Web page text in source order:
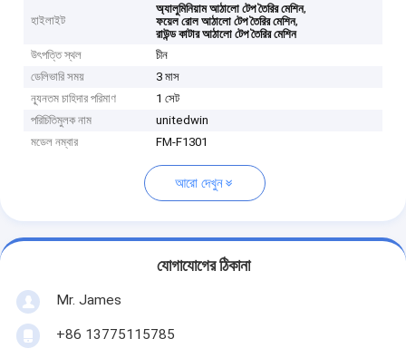
হাইলাইট
অ্যালুমিনিয়াম আঠালো টেপ তৈরির মেশিন,
ফয়েল রোল আঠালো টেপ তৈরির মেশিন,
রাউন্ড কাটার আঠালো টেপ তৈরির মেশিন
উৎপত্তি স্থল
চীন
ডেলিভারি সময়
3 মাস
ন্যূনতম চাহিদার পরিমাণ
1 সেট
পরিচিতিমুলক নাম
unitedwin
মডেল নম্বার
FM-F1301
আরো দেখুন
যোগাযোগের ঠিকানা
Mr. James
+86 13775115785